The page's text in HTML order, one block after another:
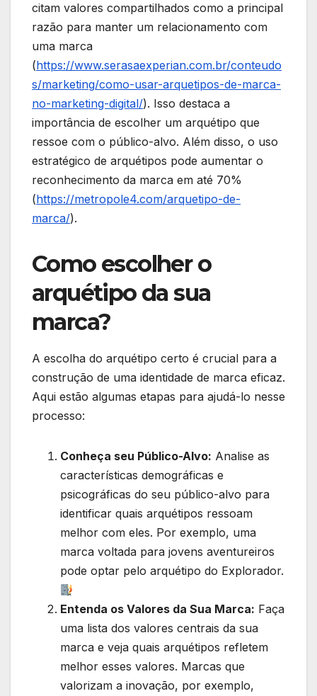
citam valores compartilhados como a principal
razão para manter um relacionamento com
uma marca
(https://www.serasaexperian.com.br/conteudo
s/marketing/como-usar-arquetipos-de-marca-
no-marketing-digital/). Isso destaca a
importância de escolher um arquétipo que
ressoe com o público-alvo. Além disso, o uso
estratégico de arquétipos pode aumentar o
reconhecimento da marca em até 70%
(https://metropole4.com/arquetipo-de-
marca/).
Como escolher o
arquétipo da sua
marca?
A escolha do arquétipo certo é crucial para a
construção de uma identidade de marca eficaz.
Aqui estão algumas etapas para ajudá-lo nesse
processo:
Conheça seu Público-Alvo: Analise as
características demográficas e
psicográficas do seu público-alvo para
identificar quais arquétipos ressoam
melhor com eles. Por exemplo, uma
marca voltada para jovens aventureiros
pode optar pelo arquétipo do Explorador.
Entenda os Valores da Sua Marca: Faça
uma lista dos valores centrais da sua
marca e veja quais arquétipos refletem
melhor esses valores. Marcas que
valorizam a inovação, por exemplo,